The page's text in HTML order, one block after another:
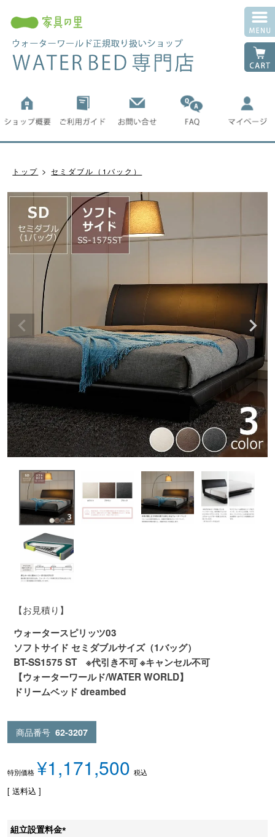
トップ セミダブル（1バック）
【お見積り】
ウォータースピリッツ03
ソフトサイド セミダブルサイズ（1バッグ）
BT-SS1575 ST ※代引き不可 ※キャンセル不可
【ウォーターワールド/WATER WORLD】
ドリームベッド dreambed
商品番号 62-3207
特別価格 ¥1,171,500 税込
送料込
組立設置料金